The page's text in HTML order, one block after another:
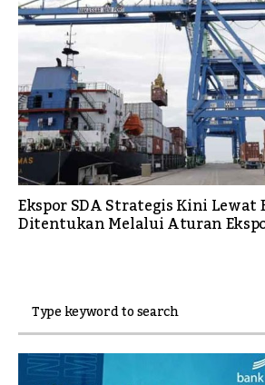
Ekspor SDA Strategis Kini Lewat
Ditentukan Melalui Aturan